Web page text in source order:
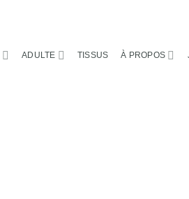
ADULTE TISSUS À PROPOS